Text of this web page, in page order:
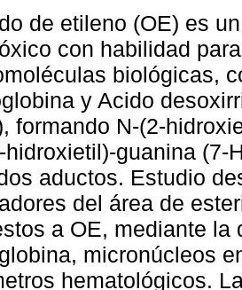
de etileno (OE) es
con habilidad
biológicas,
y Acido
formando N-(2-
hidroxietil)-guanina (7-
aductos. Estudio
del área de
a OE, mediante
micronúcleos
hematológicos.